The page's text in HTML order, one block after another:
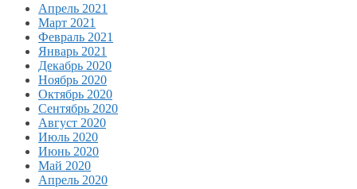
Апрель 2021
Март 2021
Февраль 2021
Январь 2021
Декабрь 2020
Ноябрь 2020
Октябрь 2020
Сентябрь 2020
Август 2020
Июль 2020
Июнь 2020
Май 2020
Апрель 2020